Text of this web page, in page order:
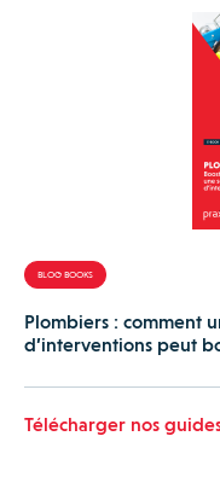
BLOG BOOKS
Plombiers : comment
d’interventions peut
Télécharger nos